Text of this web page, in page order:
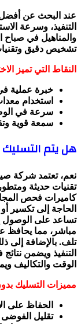
عند البحث عن أفضل
التنفيذ، وسرعة
والمناهيل في صباح
تشخيص دقيق
النقاط التي تميز
خبرة عملية
استخدام
سرعة في
سمعة قوية
هل يتم
نعم، تعتمد شركة
تقنيات حديثة
كاميرات فحص
الحاجة إلى تكسير
تساعد على الوصول
مباشر، مما يحافظ
تلف. بالإضافة إلى
التنفيذ ويضمن
الوقت والتكاليف
مميزات التسليك
الحفاظ على
تقليل